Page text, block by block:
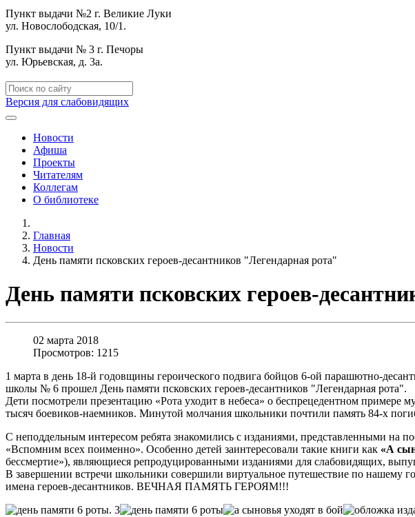
Пункт выдачи №2 г. Великие Луки
ул. Новослободская, 10/1.
Пункт выдачи № 3 г. Печоры
ул. Юрьевская, д. 3а.
Версия для слабовидящих
Новости
Афиша
Проекты
Читателям
Коллегам
О библиотеке
Главная
Новости
День памяти псковских героев-десантников "Легендарная рота"
День памяти псковских героев-
02 марта 2018
Просмотров: 1215
1 марта в день 18-й годовщины героического подвига бойцов 6-ой парашютно-
школы № 6 прошел День памяти псковских героев-десантников "Легендарная рота".
Дети посмотрели презентацию «Рота уходит в небеса» о беспрецедентном примере
тысяч боевиков-наемников. Минутой молчания школьники почтили память 84-х
С неподдельным интересом ребята знакомились с изданиями, представленными
«Вспомним всех поименно». Особенно детей заинтересовали такие книги как «А
бессмертие»), являющиеся репродуцированными изданиями для слабовидящих,
В завершении встречи школьники совершили виртуальное путешествие по нашему
имена героев-десантников. ВЕЧНАЯ ПАМЯТЬ ГЕРОЯМ!!!